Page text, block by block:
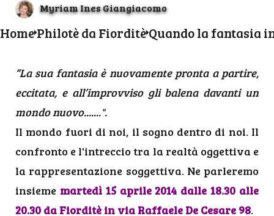
Myriam Ines Giangiacomo
HomePhilotè da FiorditèQuando la fantasia
“La sua fantasia è nuovamente pronta a partire,
eccitata, e all’improvviso gli balena davanti un
mondo nuovo.......".
Il mondo fuori di noi, il sogno dentro di noi. Il
confronto e l'intreccio tra la realtà oggettiva e
la rappresentazione soggettiva. Ne parleremo
insieme martedì 15 aprile 2014 dalle 18.30 alle
20.30 da Fiorditè in via Raffaele De Cesare 98.